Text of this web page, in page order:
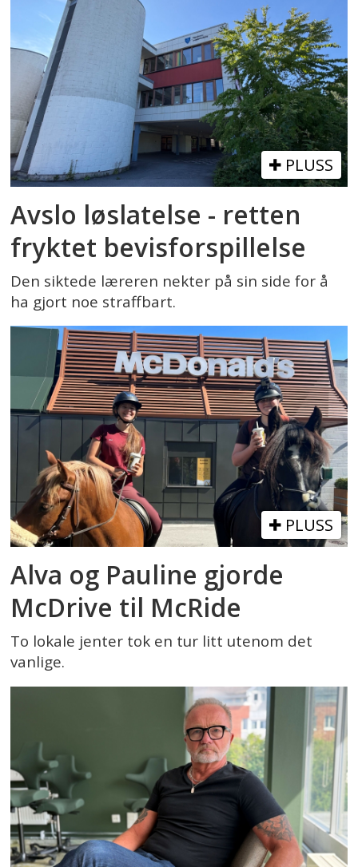
PLUSS
Avslo løslatelse - retten
fryktet bevisforspillelse
Den siktede læreren nekter på sin side for å
ha gjort noe straffbart.
PLUSS
Alva og Pauline gjorde
McDrive til McRide
To lokale jenter tok en tur litt utenom det
vanlige.